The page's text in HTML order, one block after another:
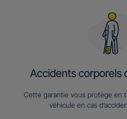
Accidents corporels
Cette garantie vous protège en
véhicule en cas